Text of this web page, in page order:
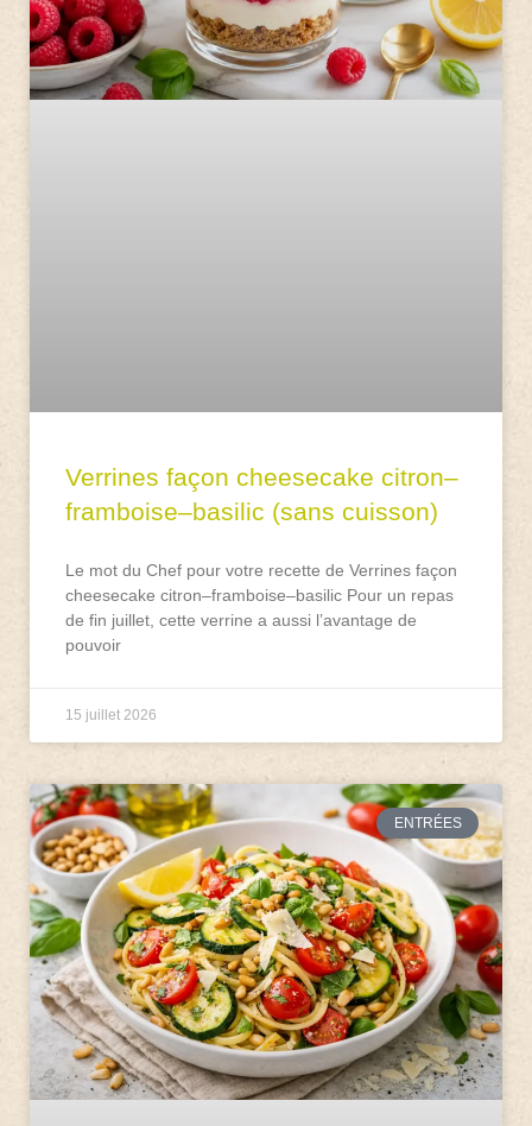
Verrines façon cheesecake citron–
framboise–basilic (sans cuisson)
Le mot du Chef pour votre recette de Verrines façon
cheesecake citron–framboise–basilic Pour un repas
de fin juillet, cette verrine a aussi l’avantage de
pouvoir
15 juillet 2026
ENTRÉES